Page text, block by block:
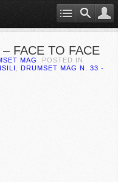
FACE TO FACE
MAG
. POSTED IN
DRUMSET MAG N. 33 -